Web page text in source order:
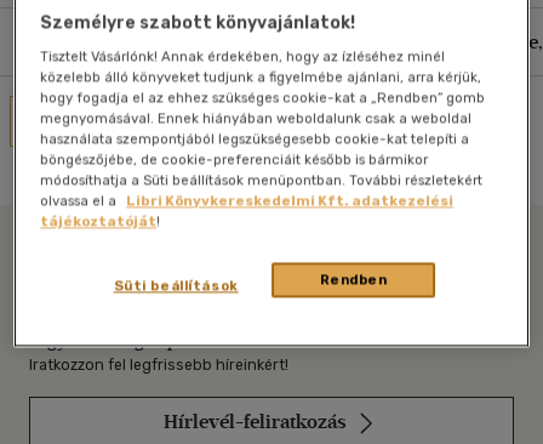
Művei
Nincs találat
Libri
Legyen mindig képben az irodalommal!
Iratkozzon fel legfrissebb híreinkért!
Hírlevél-feliratkozás
Személyre szabott könyvajánlatok!
Tisztelt Vásárlónk! Annak érdekében, hogy az ízléséhez minél
közelebb álló könyveket tudjunk a figyelmébe ajánlani, arra kérjük,
hogy fogadja el az ehhez szükséges cookie-kat a „Rendben” gomb
megnyomásával. Ennek hiányában weboldalunk csak a weboldal
használata szempontjából legszükségesebb cookie-kat telepíti a
böngészőjébe, de cookie-preferenciáit később is bármikor
módosíthatja a Süti beállítások menüpontban. További részletekért
olvassa el a
Libri Könyvkereskedelmi Kft. adatkezelési
tájékoztatóját!
Rendben
Süti beállítások